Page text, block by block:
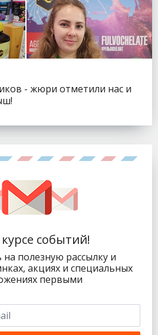
- жюри отметили нас и
событий!
полезную рассылку и
акциях и специальных
первыми